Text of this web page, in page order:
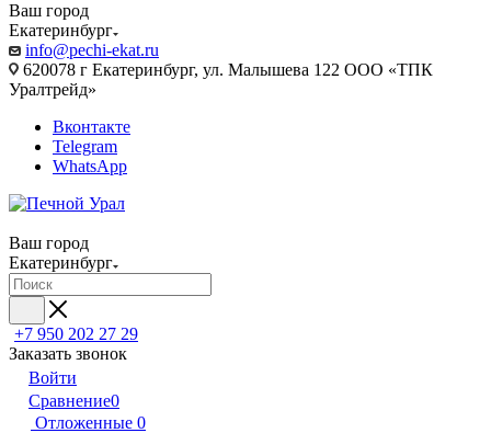
Ваш город
Екатеринбург
info@pechi-ekat.ru
620078 г Екатеринбург, ул. Малышева 122 ООО «ТПК
Уралтрейд»
Вконтакте
Telegram
WhatsApp
Ваш город
Екатеринбург
+7 950 202 27 29
Заказать звонок
Войти
Сравнение0
Отложенные 0